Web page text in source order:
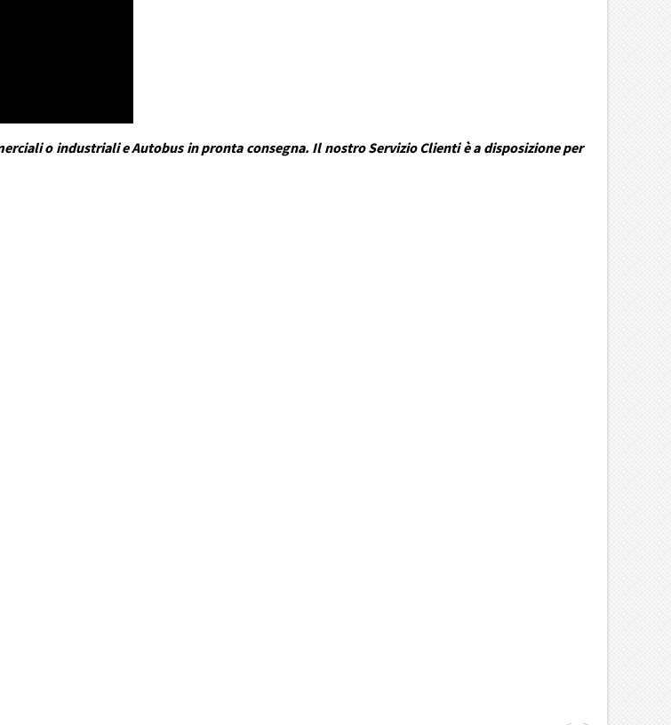
o industriali e Autobus in pronta consegna. Il nostro Servizio Clienti è a disposizione per